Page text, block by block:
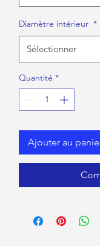
Diamètre intérieur *
Sélectionner
Quantité *
Ajouter au